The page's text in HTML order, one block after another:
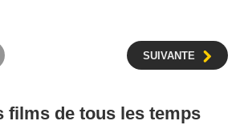
SUIVANTE
films de tous les temps